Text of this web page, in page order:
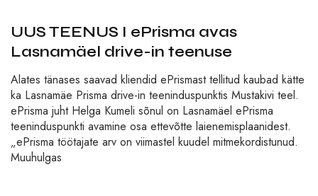
UUS TEENUS I ePrisma avas
Lasnamäel drive-in teenuse
Alates tänases saavad kliendid ePrismast tellitud kaubad kätte
ka Lasnamäe Prisma drive-in teeninduspunktis Mustakivi teel.
ePrisma juht Helga Kumeli sõnul on Lasnamäel ePrisma
teeninduspunkti avamine osa ettevõtte laienemisplaanidest.
„ePrisma töötajate arv on viimastel kuudel mitmekordistunud.
Muuhulgas